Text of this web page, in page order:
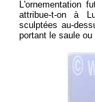
L'ornementation
attribue-t-on à
sculptées au-
portant le saule ou